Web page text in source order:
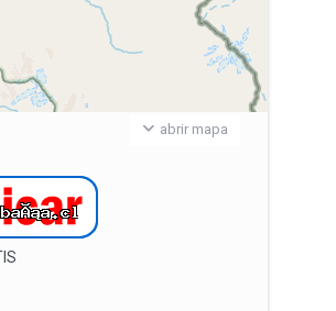
abrir mapa